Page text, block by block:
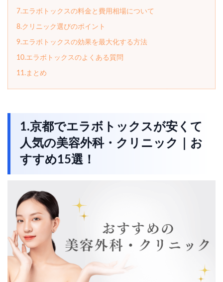
7.エラボトックスの料金と費用相場について
8.クリニック選びのポイント
9.エラボトックスの効果を最大化する方法
10.エラボトックスのよくある質問
11.まとめ
1.京都でエラボトックスが安くて
人気の美容外科・クリニック｜お
すすめ15選！